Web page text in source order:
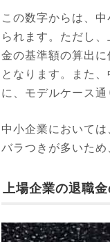
この数字からは、
られます。ただし
金の基準額の算出
となります。また
に、モデルケース通
中小企業において
バラつきが多いため
上場企業の退職